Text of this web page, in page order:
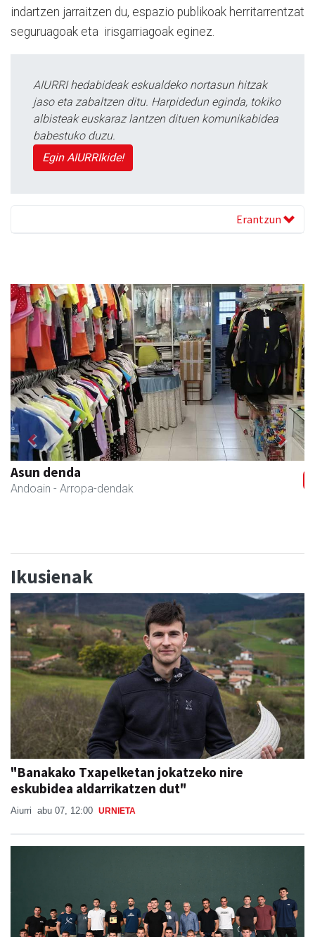
indartzen jarraitzen du, espazio publikoak herritarrentzat
seguruagoak eta irisgarriagoak eginez.
AIURRI hedabideak eskualdeko nortasun hitzak
jaso eta zabaltzen ditu. Harpidedun eginda, tokiko
albisteak euskaraz lantzen dituen komunikabidea
babestuko duzu.
Egin AIURRIkide!
Erantzun
Leizaran Institutua
Andoain - Hezkuntza
Previous Next
Ikusienak
"Banakako Txapelketan jokatzeko nire
eskubidea aldarrikatzen dut"
Aiurri abu 07, 12:00 URNIETA